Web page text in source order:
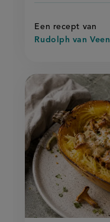
Een recept van
Rudolph van Veen